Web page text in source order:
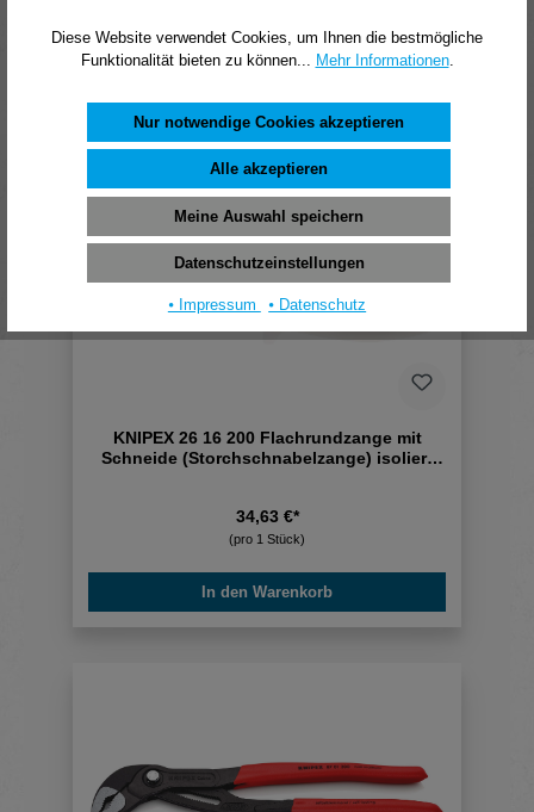
(pro 1 Stück)
KNIPEX 26 16 200 Flachrundzange mit
Schneide (Storchschnabelzange) isoliert
34,63 €*
(pro 1 Stück)
In den Warenkorb
Diese Website verwendet Cookies, um Ihnen die bestmögliche
Funktionalität bieten zu können... Mehr Informationen.
Nur notwendige Cookies akzeptieren
Alle akzeptieren
Meine Auswahl speichern
Datenschutzeinstellungen
⦁ Impressum ⦁ Datenschutz